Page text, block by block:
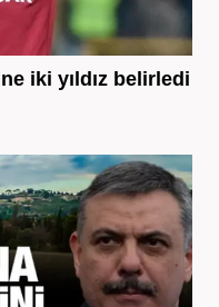
iki yıldız belirledi